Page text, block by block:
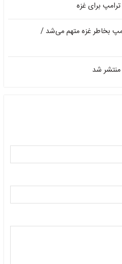
برای غزه
بخاطر غزه متهم می‌شد /